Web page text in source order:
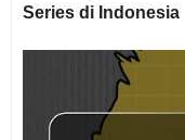
Series di Indonesia